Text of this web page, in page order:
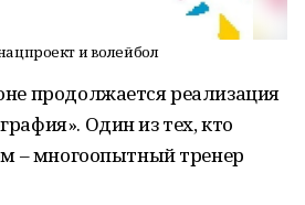
и волейбол
продолжается реализация
Один из тех, кто
– многоопытный тренер